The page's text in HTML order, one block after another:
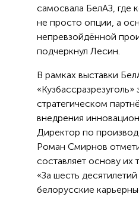
самосвала БелАЗ, где
не просто опции, а
непревзойдённой
подчеркнул Лесин.
В рамках выставки
стратегическом
внедрения
Директор по
Роман Смирнов
составляет основу их
«За шесть
белорусские